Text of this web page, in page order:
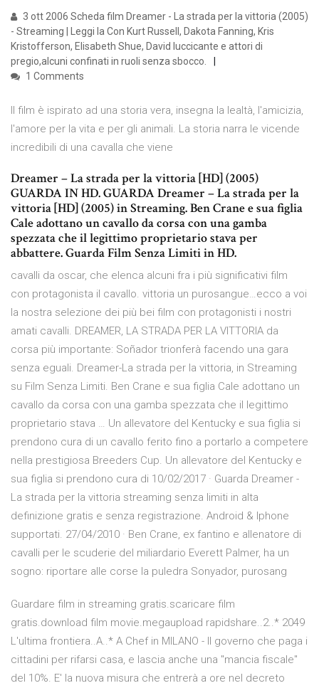
3 ott 2006 Scheda film Dreamer - La strada per la vittoria (2005)
- Streaming | Leggi la Con Kurt Russell, Dakota Fanning, Kris
Kristofferson, Elisabeth Shue, David luccicante e attori di
pregio,alcuni confinati in ruoli senza sbocco.
1 Comments
Il film è ispirato ad una storia vera, insegna la lealtà, l'amicizia,
l'amore per la vita e per gli animali. La storia narra le vicende
incredibili di una cavalla che viene
Dreamer – La strada per la vittoria [HD] (2005)
GUARDA IN HD. GUARDA Dreamer – La strada per la
vittoria [HD] (2005) in Streaming. Ben Crane e sua figlia
Cale adottano un cavallo da corsa con una gamba
spezzata che il legittimo proprietario stava per
abbattere. Guarda Film Senza Limiti in HD.
cavalli da oscar, che elenca alcuni fra i più significativi film
con protagonista il cavallo. vittoria un purosangue…ecco a voi
la nostra selezione dei più bei film con protagonisti i nostri
amati cavalli. DREAMER, LA STRADA PER LA VITTORIA da
corsa più importante: Soñador trionferà facendo una gara
senza eguali. Dreamer-La strada per la vittoria, in Streaming
su Film Senza Limiti. Ben Crane e sua figlia Cale adottano un
cavallo da corsa con una gamba spezzata che il legittimo
proprietario stava … Un allevatore del Kentucky e sua figlia si
prendono cura di un cavallo ferito fino a portarlo a competere
nella prestigiosa Breeders Cup. Un allevatore del Kentucky e
sua figlia si prendono cura di 10/02/2017 · Guarda Dreamer -
La strada per la vittoria streaming senza limiti in alta
definizione gratis e senza registrazione. Android & Iphone
supportati. 27/04/2010 · Ben Crane, ex fantino e allenatore di
cavalli per le scuderie del miliardario Everett Palmer, ha un
sogno: riportare alle corse la puledra Sonyador, purosang
Guardare film in streaming gratis.scaricare film
gratis.download film movie.megaupload rapidshare..2..* 2049
L'ultima frontiera..A..* A Chef in MILANO - Il governo che paga i
cittadini per rifarsi casa, e lascia anche una "mancia fiscale"
del 10%. E' la nuova misura che entrerà a ore nel decreto